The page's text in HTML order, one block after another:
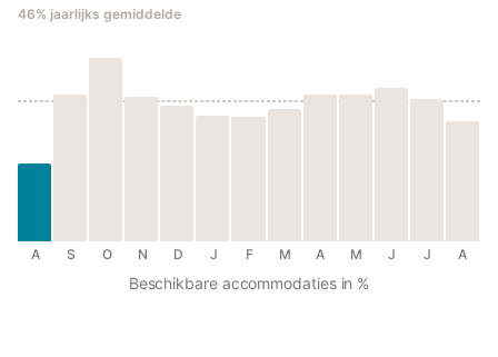
46% jaarlijks gemiddelde
A S O N D J F M A M J J A
Beschikbare accommodaties in %